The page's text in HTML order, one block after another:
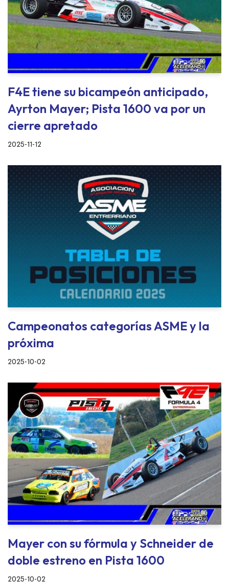
F4E tiene su bicampeón anticipado,
Ayrton Mayer; Pista 1600 va por un
cierre apretado
2025-11-12
Campeonatos categorías ASME y la
próxima
2025-10-02
Mayer con su fórmula y Schneider de
doble estreno en Pista 1600
2025-10-02